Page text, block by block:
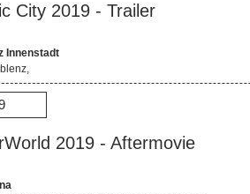
City 2019 - Trailer
Innenstadt
2019 - Aftermovie